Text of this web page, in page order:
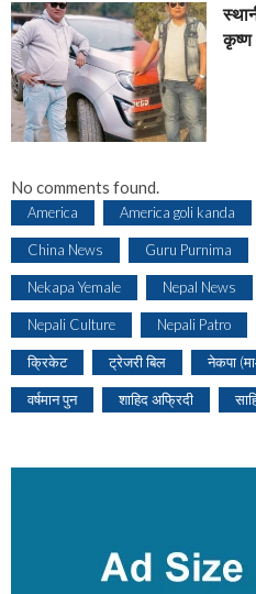
कृष्ण
No comments found.
America America goli kanda
China News Guru Purnima
Nekapa Yemale Nepal News
Nepali Culture Nepali Patro
क्रिकेट ट्रेजरी बिल नेकपा
वर्षमान पुन शाहिद अफ्रिदी